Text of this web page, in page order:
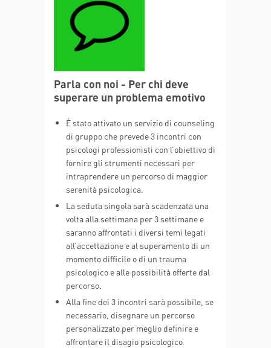
Parla con noi - Per chi deve
superare un problema emotivo
È stato attivato un servizio di counseling
di gruppo che prevede 3 incontri con
psicologi professionisti con l’obiettivo di
fornire gli strumenti necessari per
intraprendere un percorso di maggior
serenità psicologica.
La seduta singola sarà scadenzata una
volta alla settimana per 3 settimane e
saranno affrontati i diversi temi legati
all’accettazione e al superamento di un
momento difficile o di un trauma
psicologico e alle possibilità offerte dal
percorso.
Alla fine dei 3 incontri sarà possibile, se
necessario, disegnare un percorso
personalizzato per meglio definire e
affrontare il disagio psicologico